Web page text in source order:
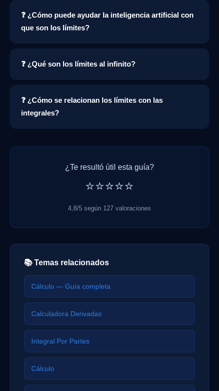
❓ ¿Cómo puede ayudar la inteligencia artificial con
que son los límites?
❓ ¿Qué son los límites al infinito?
❓ ¿Cómo se relacionan los límites con las
integrales?
¿Te resultó útil esta guía?
⭐⭐⭐⭐⭐
4,8/5 según 127 valoraciones
📚 Temas relacionados
Cálculo — Guía completa
Calculadora Derivadas
Integral Por Partes
Cálculo